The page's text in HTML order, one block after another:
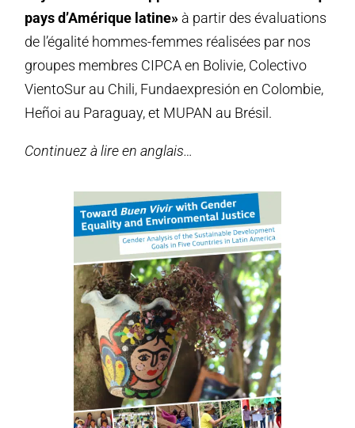
pays d’Amérique latine» à partir des évaluations
de l’égalité hommes-femmes réalisées par nos
groupes membres CIPCA en Bolivie, Colectivo
VientoSur au Chili, Fundaexpresión en Colombie,
Heñoi au Paraguay, et MUPAN au Brésil.
Continuez à lire en anglais…